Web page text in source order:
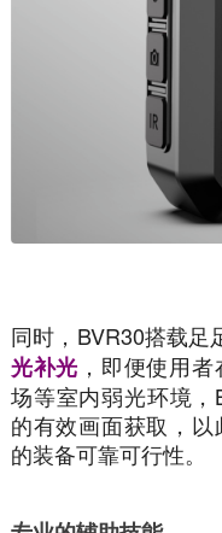
同时，BVR30搭载足
光补光 ，即便使用
场等室内弱光环境
的有效画面获取，
的装备可靠可行性。